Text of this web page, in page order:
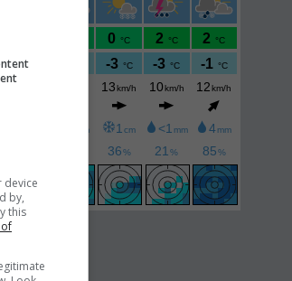
device
by,
this
of